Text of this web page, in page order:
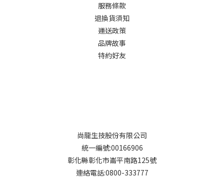
服務條款
退換貨須知
運送政策
品牌故事
特約好友
尚龍生技股份有限公司
統一編號:00166906
彰化縣彰化市崙平南路125號
連絡電話:0800-333777